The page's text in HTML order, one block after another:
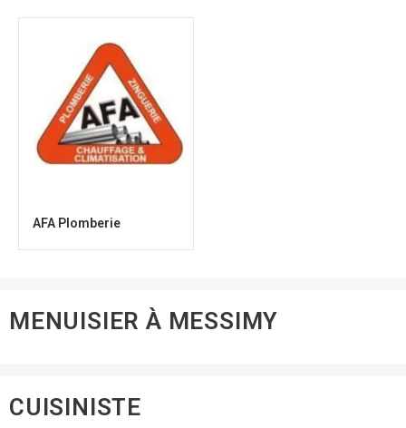
AFA Plomberie
MENUISIER À MESSIMY
CUISINISTE